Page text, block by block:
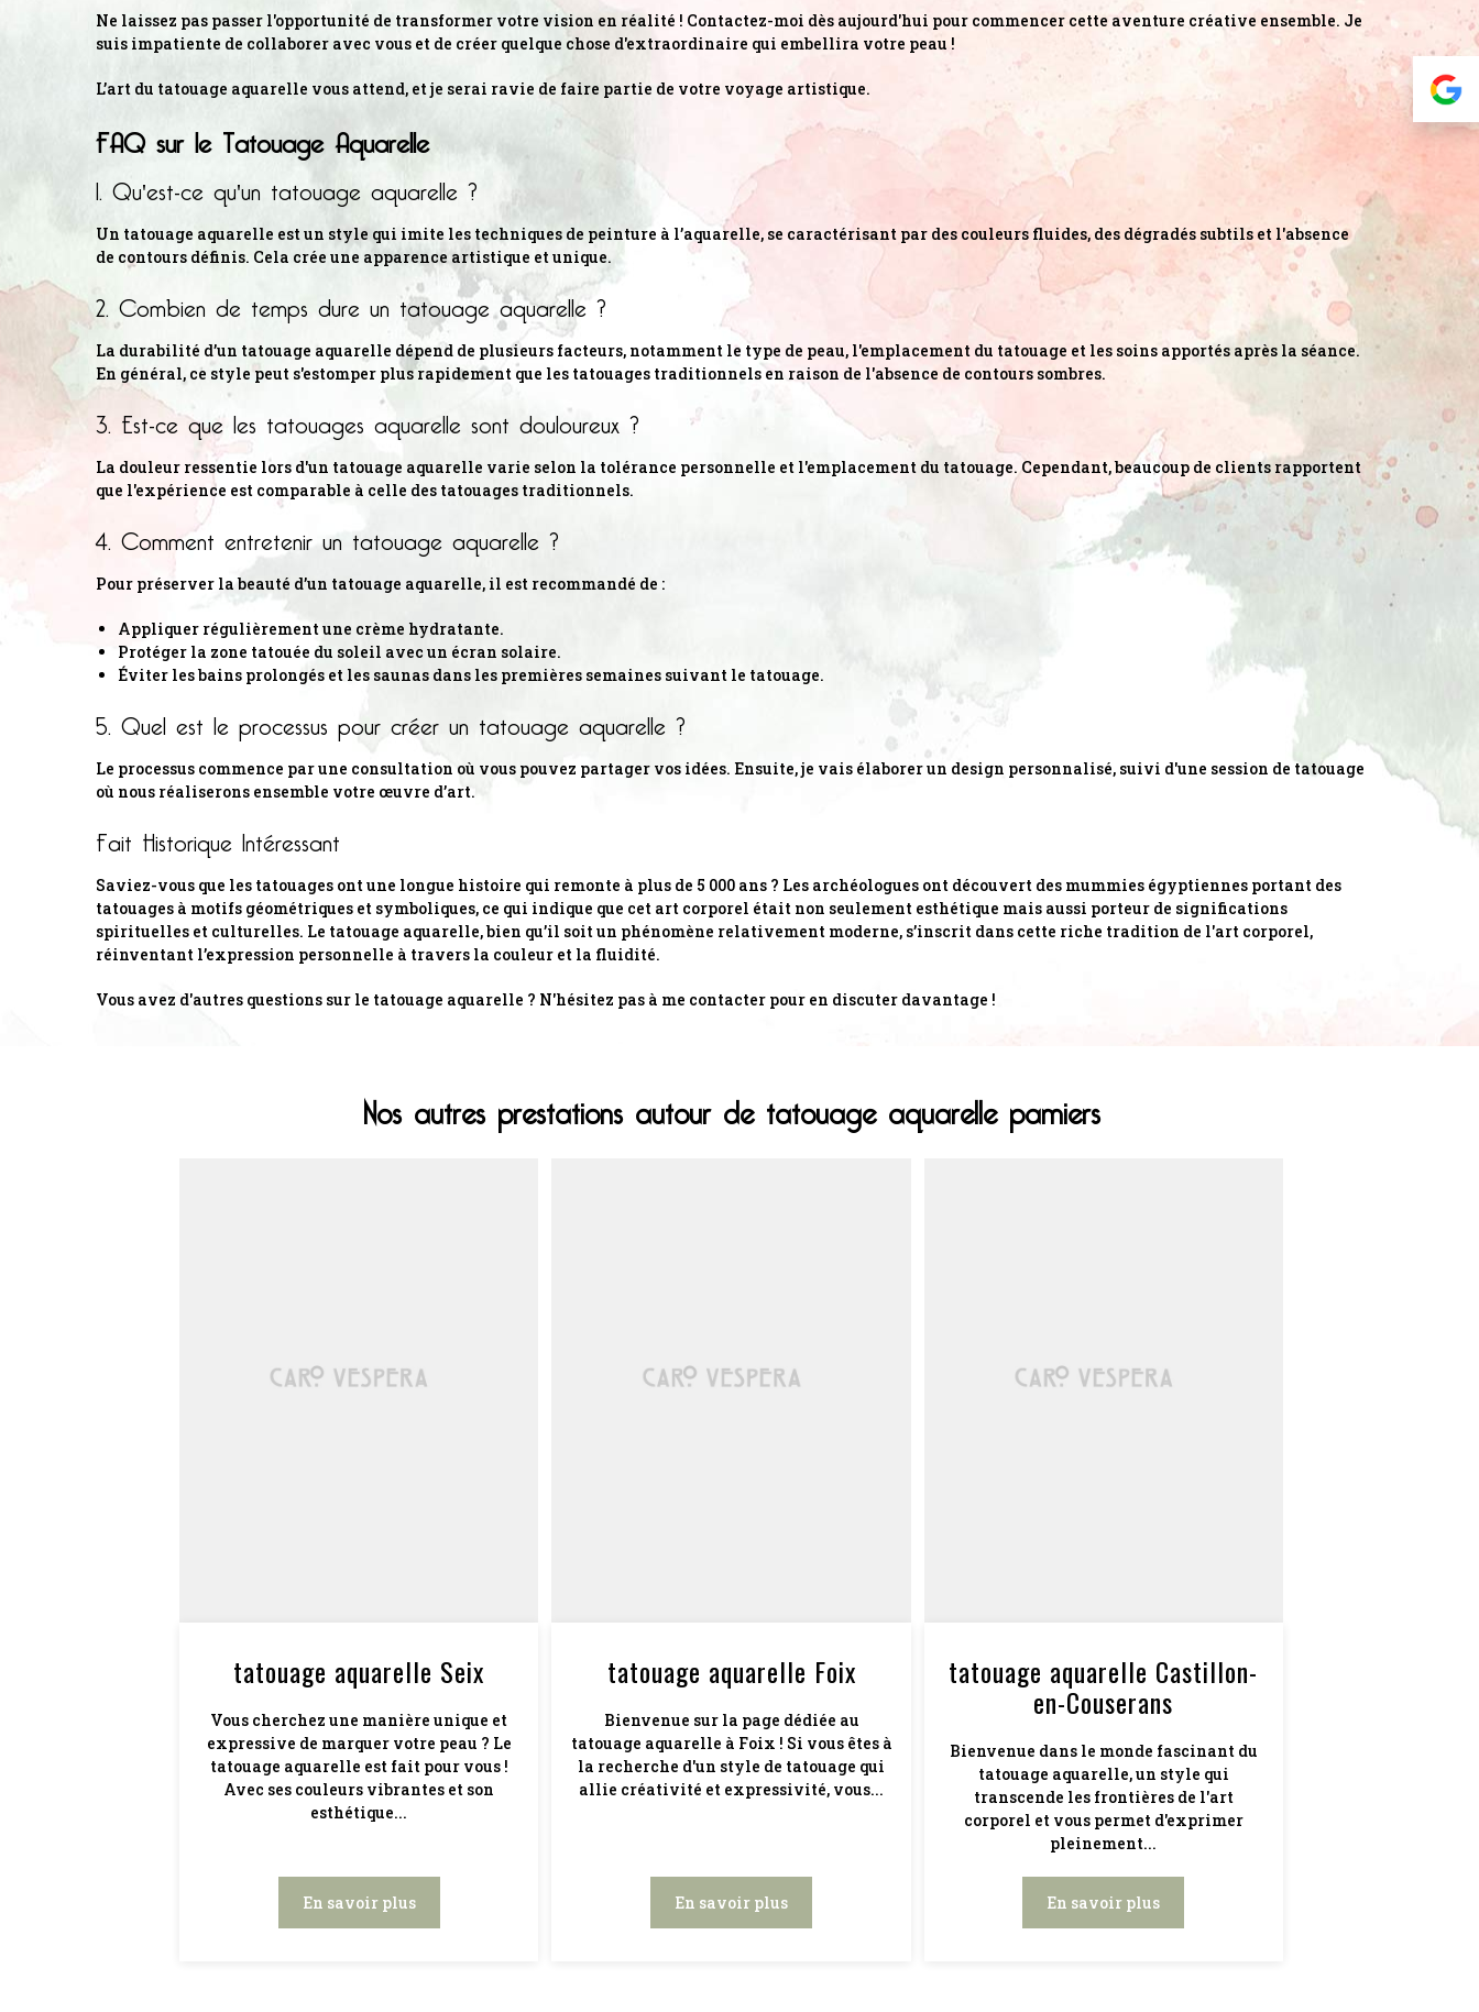
Ne laissez pas passer l'opportunité de transformer votre vision en réalité ! Contactez-moi dès aujourd'hui pour commencer cette aventure créative ensemble. Je
suis impatiente de collaborer avec vous et de créer quelque chose d'extraordinaire qui embellira votre peau !
L’art du tatouage aquarelle vous attend, et je serai ravie de faire partie de votre voyage artistique.
FAQ sur le Tatouage Aquarelle
1. Qu'est-ce qu'un tatouage aquarelle ?
Un tatouage aquarelle est un style qui imite les techniques de peinture à l’aquarelle, se caractérisant par des couleurs fluides, des dégradés subtils et l'absence
de contours définis. Cela crée une apparence artistique et unique.
2. Combien de temps dure un tatouage aquarelle ?
La durabilité d’un tatouage aquarelle dépend de plusieurs facteurs, notamment le type de peau, l'emplacement du tatouage et les soins apportés après la séance.
En général, ce style peut s'estomper plus rapidement que les tatouages traditionnels en raison de l'absence de contours sombres.
3. Est-ce que les tatouages aquarelle sont douloureux ?
La douleur ressentie lors d'un tatouage aquarelle varie selon la tolérance personnelle et l'emplacement du tatouage. Cependant, beaucoup de clients rapportent
que l'expérience est comparable à celle des tatouages traditionnels.
4. Comment entretenir un tatouage aquarelle ?
Pour préserver la beauté d’un tatouage aquarelle, il est recommandé de :
Appliquer régulièrement une crème hydratante.
Protéger la zone tatouée du soleil avec un écran solaire.
Éviter les bains prolongés et les saunas dans les premières semaines suivant le tatouage.
5. Quel est le processus pour créer un tatouage aquarelle ?
Le processus commence par une consultation où vous pouvez partager vos idées. Ensuite, je vais élaborer un design personnalisé, suivi d'une session de tatouage
où nous réaliserons ensemble votre œuvre d’art.
Fait Historique Intéressant
Saviez-vous que les tatouages ont une longue histoire qui remonte à plus de 5 000 ans ? Les archéologues ont découvert des mummies égyptiennes portant des
tatouages à motifs géométriques et symboliques, ce qui indique que cet art corporel était non seulement esthétique mais aussi porteur de significations
spirituelles et culturelles. Le tatouage aquarelle, bien qu’il soit un phénomène relativement moderne, s’inscrit dans cette riche tradition de l'art corporel,
réinventant l’expression personnelle à travers la couleur et la fluidité.
Vous avez d'autres questions sur le tatouage aquarelle ? N'hésitez pas à me contacter pour en discuter davantage !
Nos autres prestations autour de tatouage aquarelle pamiers
tatouage aquarelle Seix
Vous cherchez une manière unique et
expressive de marquer votre peau ? Le
tatouage aquarelle est fait pour vous !
Avec ses couleurs vibrantes et son
esthétique...
En savoir plus
tatouage aquarelle Foix
Bienvenue sur la page dédiée au
tatouage aquarelle à Foix ! Si vous êtes à
la recherche d'un style de tatouage qui
allie créativité et expressivité, vous...
En savoir plus
tatouage aquarelle Castillon-
en-Couserans
Bienvenue dans le monde fascinant du
tatouage aquarelle, un style qui
transcende les frontières de l'art
corporel et vous permet d'exprimer
pleinement...
En savoir plus